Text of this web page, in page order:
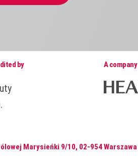
by A
Marysieńki 9/10, 02-954 Warszawa